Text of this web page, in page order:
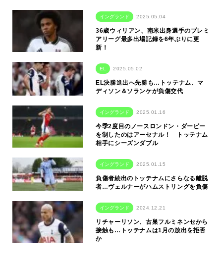
イングランド 2025.05.04
36歳ウィリアン、南米出身選手のプレミ
アリーグ最多出場記録を6年ぶりに更
新！
EL 2025.05.02
EL決勝進出へ先勝も…トッテナム、マ
ディソン＆ソランケが負傷交代
イングランド 2025.01.16
今季2度目のノースロンドン・ダービー
を制したのはアーセナル！ トッテナム
相手にシーズンダブル
イングランド 2025.01.15
負傷者続出のトッテナムにさらなる離脱
者…ヴェルナーがハムストリングを負傷
イングランド 2024.12.21
リチャーリソン、古巣フルミネンセから
接触も…トッテナムは1月の放出を拒否
か